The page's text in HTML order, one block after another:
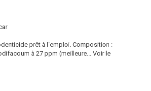
prêt à l'emploi. Composition :
à 27 ppm (meilleure...
Voir le